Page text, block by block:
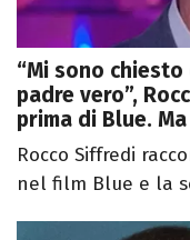
“Mi sono
padre vero”,
prima di Blue.
Rocco Siffredi
nel film Blue e la